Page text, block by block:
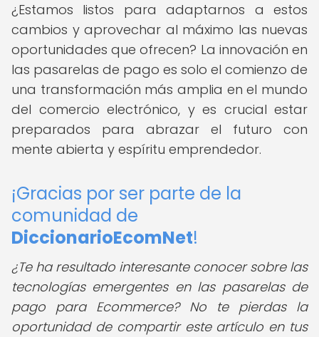
¿Estamos listos para adaptarnos a estos
cambios y aprovechar al máximo las nuevas
oportunidades que ofrecen? La innovación en
las pasarelas de pago es solo el comienzo de
una transformación más amplia en el mundo
del comercio electrónico, y es crucial estar
preparados para abrazar el futuro con
mente abierta y espíritu emprendedor.
¡Gracias por ser parte de la
comunidad de
DiccionarioEcomNet!
¿Te ha resultado interesante conocer sobre las
tecnologías emergentes en las pasarelas de
pago para Ecommerce? No te pierdas la
oportunidad de compartir este artículo en tus